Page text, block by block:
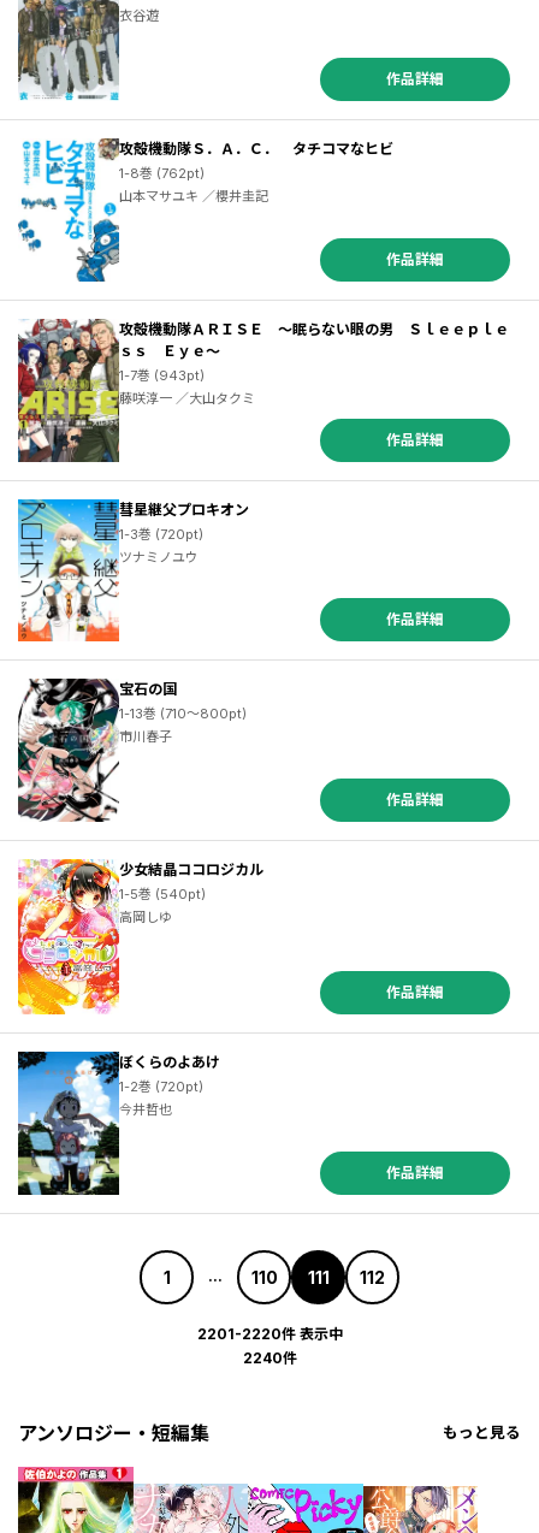
衣谷遊
作品詳細
攻殻機動隊Ｓ．Ａ．Ｃ． タチコマなヒビ
1-8巻 (762pt)
山本マサユキ ／櫻井圭記
作品詳細
攻殻機動隊ＡＲＩＳＥ ～眠らない眼の男 Ｓｌｅｅｐｌｅ
ｓｓ Ｅｙｅ～
1-7巻 (943pt)
藤咲淳一 ／大山タクミ
作品詳細
彗星継父プロキオン
1-3巻 (720pt)
ツナミノユウ
作品詳細
宝石の国
1-13巻 (710～800pt)
市川春子
作品詳細
少女結晶ココロジカル
1-5巻 (540pt)
高岡しゆ
作品詳細
ぼくらのよあけ
1-2巻 (720pt)
今井哲也
作品詳細
1 ... 110 111 112
2201-2220件 表示中
2240件
アンソロジー・短編集 もっと見る